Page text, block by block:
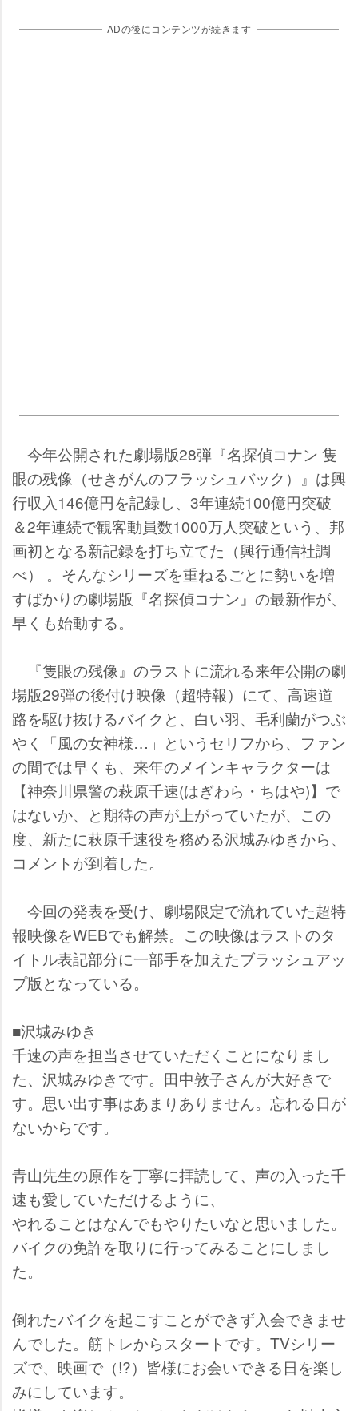
ADの後にコンテンツが続きます
今年公開された劇場版28弾『名探偵コナン 隻
眼の残像（せきがんのフラッシュバック）』は興
行収入146億円を記録し、3年連続100億円突破
＆2年連続で観客動員数1000万人突破という、邦
画初となる新記録を打ち立てた（興行通信社調
べ） 。そんなシリーズを重ねるごとに勢いを増
すばかりの劇場版『名探偵コナン』の最新作が、
早くも始動する。
『隻眼の残像』のラストに流れる来年公開の劇
場版29弾の後付け映像（超特報）にて、高速道
路を駆け抜けるバイクと、白い羽、毛利蘭がつぶ
く「風の女神様…」というセリフから、ファン
の間では早くも、来年のメインキャラクターは
【神奈川県警の萩原千速(はぎわら・ちはや)】で
はないか、と期待の声が上がっていたが、この
度、新たに萩原千速役を務める沢城みゆきから、
コメントが到着した。
今回の発表を受け、劇場限定で流れていた超特
報映像をWEBでも解禁。この映像はラストのタ
イトル表記部分に一部手を加えたブラッシュアッ
プ版となっている。
■沢城みゆき
千速の声を担当させていただくことになりまし
た、沢城みゆきです。田中敦子さんが大好きで
す。思い出す事はあまりありません。忘れる日が
ないからです。
青山先生の原作を丁寧に拝読して、声の入った千
速も愛していただけるように、
れることはなんでもやりたいなと思いました。
バイクの免許を取りに行ってみることにしまし
た。
倒れたバイクを起こすことができず入会できませ
んでした。筋トレからスタートです。TVシリー
ズで、映画で（!?）皆様にお会いできる日を楽し
みにしています。